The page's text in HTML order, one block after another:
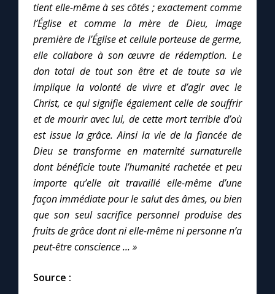
tient elle-même à ses côtés ; exactement comme
l’Église et comme la mère de Dieu, image
première de l’Église et cellule porteuse de germe,
elle collabore à son œuvre de rédemption. Le
don total de tout son être et de toute sa vie
implique la volonté de vivre et d’agir avec le
Christ, ce qui signifie également celle de souffrir
et de mourir avec lui, de cette mort terrible d’où
est issue la grâce. Ainsi la vie de la fiancée de
Dieu se transforme en maternité surnaturelle
dont bénéficie toute l’humanité rachetée et peu
importe qu’elle ait travaillé elle-même d’une
façon immédiate pour le salut des âmes, ou bien
que son seul sacrifice personnel produise des
fruits de grâce dont ni elle-même ni personne n’a
peut-être conscience ... »
Source :